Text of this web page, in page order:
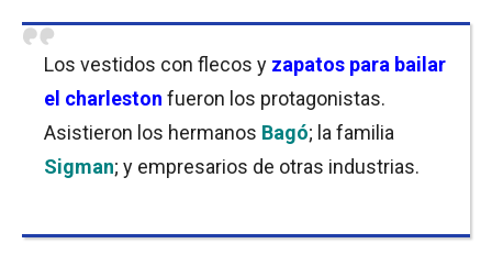
Los vestidos con flecos y zapatos para bailar
el charleston fueron los protagonistas.
Asistieron los hermanos Bagó; la familia
Sigman; y empresarios de otras industrias.